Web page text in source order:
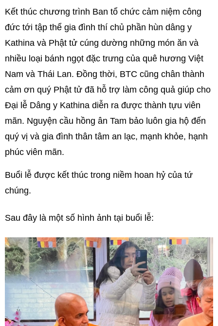
Kết thúc chương trình Ban tổ chức cảm niệm công
đức tới tập thể gia đình thí chủ phần hùn dâng y
Kathina và Phật tử cúng dường những món ăn và
nhiều loại bánh ngọt đặc trưng của quê hương Việt
Nam và Thái Lan. Đồng thời, BTC cũng chân thành
cảm ơn quý Phật tử đã hỗ trợ làm công quả giúp cho
Đại lễ Dâng y Kathina diễn ra được thành tựu viên
mãn. Nguyện cầu hồng ân Tam bảo luôn gia hộ đến
quý vị và gia đình thân tâm an lạc, mạnh khỏe, hạnh
phúc viên mãn.
Buổi lễ được kết thúc trong niềm hoan hỷ của tứ
chúng.
Sau đây là một số hình ảnh tại buổi lễ: